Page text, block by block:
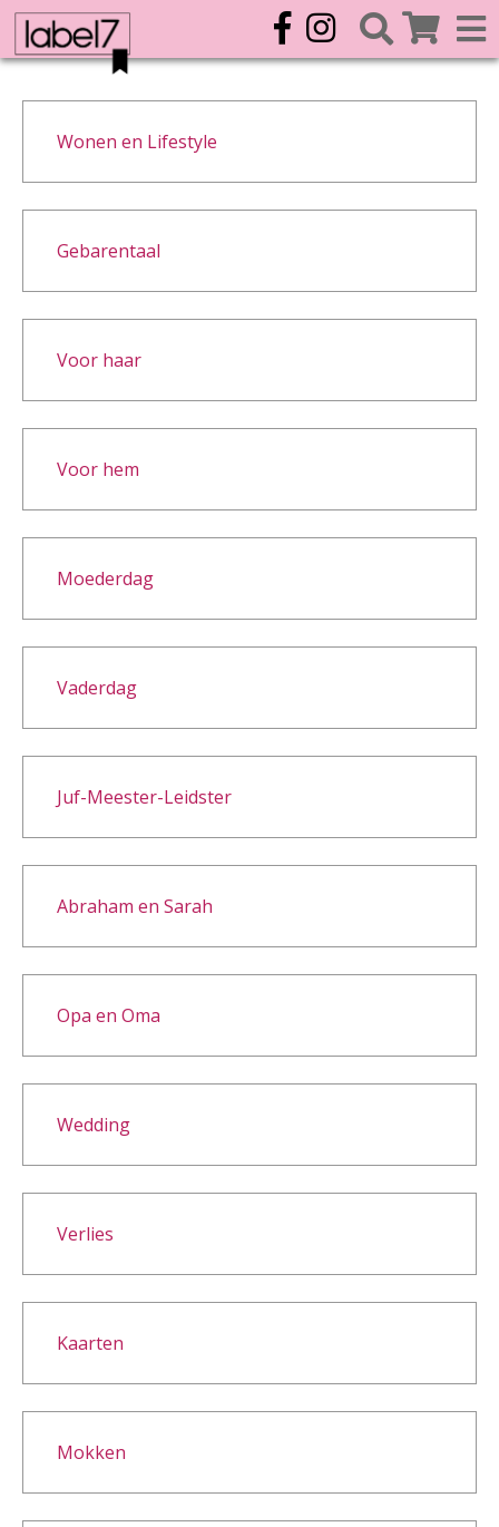
Wonen en Lifestyle
Gebarentaal
Voor haar
Voor hem
Moederdag
Vaderdag
Juf-Meester-Leidster
Abraham en Sarah
Opa en Oma
Wedding
Verlies
Kaarten
Mokken